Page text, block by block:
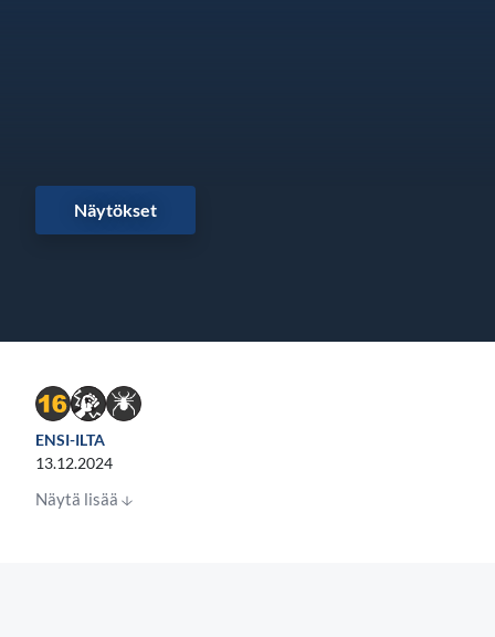
Näytökset
ENSI-ILTA
13.12.2024
Näytä lisää